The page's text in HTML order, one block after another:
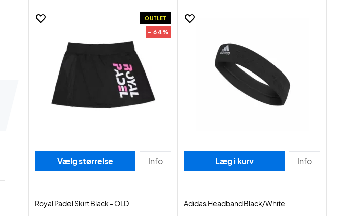
OUTLET
- 64%
Vælg størrelse Info
Royal Padel Skirt Black - OLD
Læg i kurv Info
Adidas Headband Black/White